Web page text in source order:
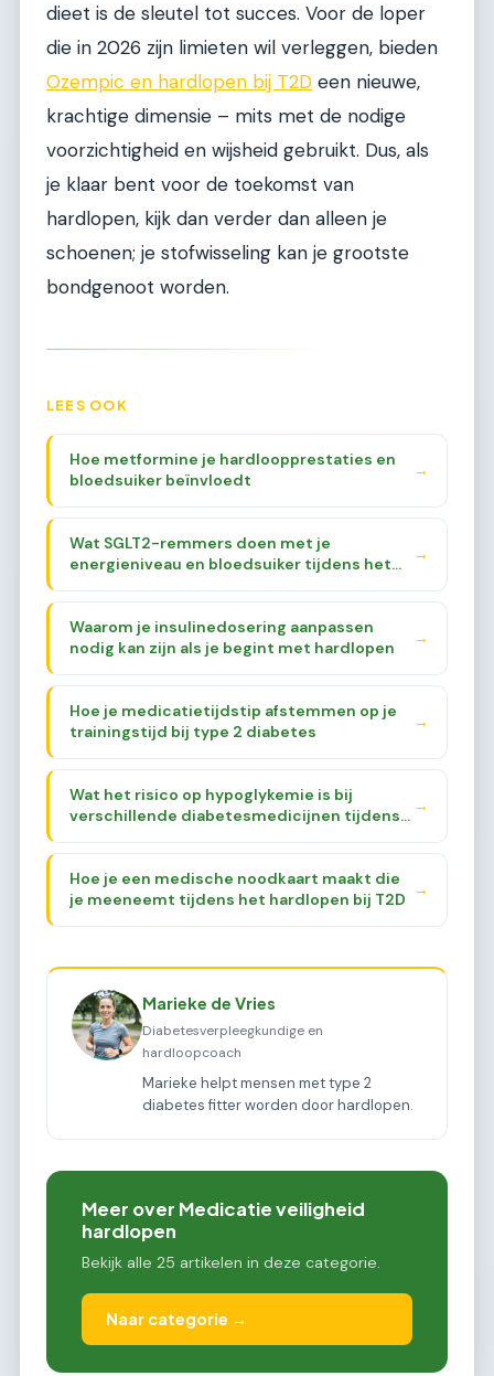
dieet is de sleutel tot succes. Voor de loper
die in 2026 zijn limieten wil verleggen, bieden
Ozempic en hardlopen bij T2D een nieuwe,
krachtige dimensie – mits met de nodige
voorzichtigheid en wijsheid gebruikt. Dus, als
je klaar bent voor de toekomst van
hardlopen, kijk dan verder dan alleen je
schoenen; je stofwisseling kan je grootste
bondgenoot worden.
LEES OOK
Hoe metformine je hardloopprestaties en
bloedsuiker beïnvloedt
→
Wat SGLT2-remmers doen met je
energieniveau en bloedsuiker tijdens het
→
Waarom je insulinedosering aanpassen
nodig kan zijn als je begint met hardlopen
→
Hoe je medicatietijdstip afstemmen op je
trainingstijd bij type 2 diabetes
→
Wat het risico op hypoglykemie is bij
verschillende diabetesmedicijnen tijdens
→
Hoe je een medische noodkaart maakt die
je meeneemt tijdens het hardlopen bij T2D
→
Marieke de Vries
Diabetesverpleegkundige en
hardloopcoach
Marieke helpt mensen met type 2
diabetes fitter worden door hardlopen.
Meer over Medicatie veiligheid
hardlopen
Bekijk alle 25 artikelen in deze categorie.
Naar categorie →